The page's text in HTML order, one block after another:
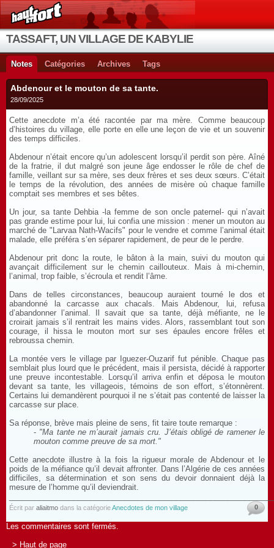
TASSAFT, UN VILLAGE DE KABYLIE
Notes Catégories Archives Tags
Abdenour et le mouton de sa tante.
28/09/2025
Cette anecdote m’a été racontée par ma mère. Comme beaucoup
d’histoires du village, elle porte en elle une leçon de vie et un souvenir
des temps difficiles.
Abdenour n’était encore qu’un adolescent lorsqu’il perdit son père. Aîné
de la fratrie, il dut malgré son jeune âge endosser le rôle de chef de
famille, veillant sur sa mère, ses deux frères et ses deux sœurs. C’était
le temps de la révolution, des années de misère où chaque famille
comptait ses membres et ses bêtes.
Un jour, sa tante Dehbia -la femme de son oncle paternel- qui n’avait
pas grande estime pour lui, lui confia une mission : mener un mouton au
marché de "Larvaa Nath-Wacifs" pour le vendre et comme l’animal était
malade, elle préféra s’en séparer rapidement, de peur de le perdre.
Abdenour prit donc la route, le bâton à la main, suivi du mouton qui
avançait difficilement sur le chemin caillouteux. Mais à mi-chemin,
l’animal, trop faible, s’écroula et rendit l’âme.
Dans de telles circonstances, beaucoup auraient tourné le dos et
abandonné la carcasse aux chacals. Mais Abdenour, lui, refusa
d’abandonner l’animal. Il savait que sa tante, déjà méfiante, ne le
croirait jamais s’il rentrait les mains vides. Alors, rassemblant tout son
courage, il hissa le mouton mort sur ses épaules encore frêles et
rebroussa chemin.
La montée vers le village par Iguezer-Ouzarif fut pénible. Chaque pas
semblait plus lourd que le précédent, mais il persista, décidé à rapporter
une preuve incontestable. Lorsqu’il arriva enfin et déposa le mouton
devant sa tante, les villageois, témoins de son effort, s’étonnèrent.
Certains lui demandèrent pourquoi il ne s’était pas contenté de laisser la
carcasse sur place.
Sa réponse, brève mais pleine de sens, fit taire toute remarque :
- "Ma tante ne m’aurait jamais cru. J’étais obligé de ramener le
mouton comme preuve de sa mort."
Cette anecdote illustre à la fois la rigueur morale de Abdenour et le
poids de la méfiance qu’il devait affronter. Dans l’Algérie de ces années
difficiles, sa détermination et son sens du devoir donnaient déjà la
mesure de l’homme qu’il deviendrait.
Écrit par aliaitmo dans la catégorieAnecdotes de mon village 0
Les commentaires sont fermés.
> Haut de page